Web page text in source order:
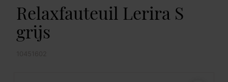
Relaxfauteuil Lerira S
grijs